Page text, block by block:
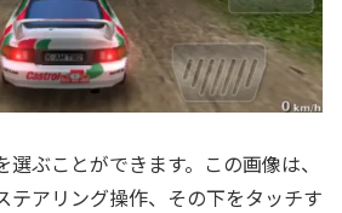
ぶことができます。この画像は、
テアリング操作、その下をタッチす